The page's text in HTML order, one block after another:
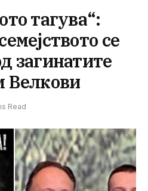
тагува“:
се
загинатите
Велкови
Read